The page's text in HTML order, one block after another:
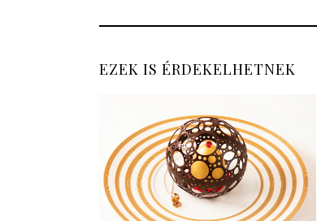
EZEK IS ÉRDEKELHETNEK